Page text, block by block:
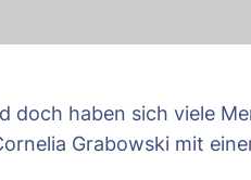
doch haben sich viele
Grabowski mit